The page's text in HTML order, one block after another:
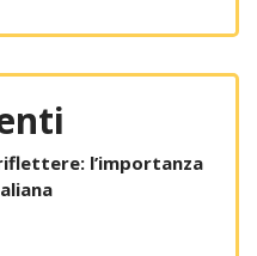
l’importanza